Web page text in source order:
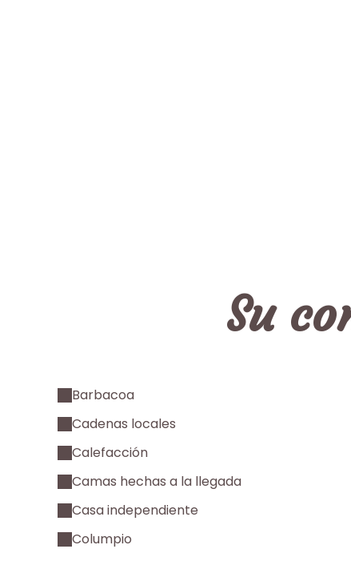
Su
Barbacoa
Cadenas locales
Calefacción
Camas hechas a la llegada
Casa independiente
Columpio